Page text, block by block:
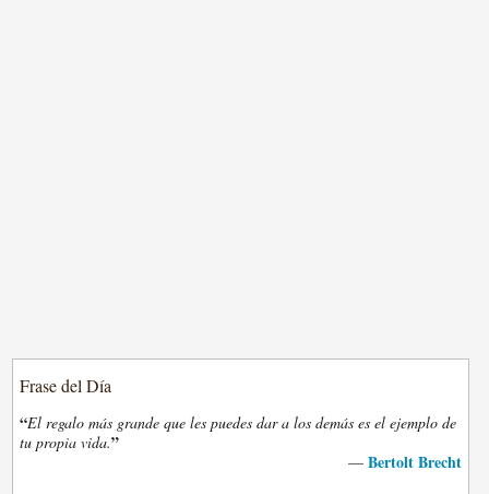
Frase del Día
“El regalo más grande que les puedes dar a los demás es el ejemplo de
tu propia vida.”
— Bertolt Brecht